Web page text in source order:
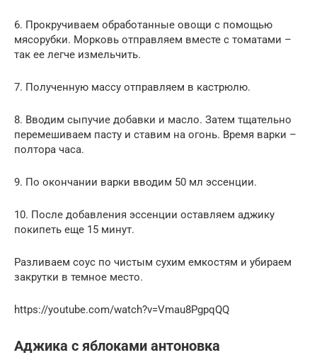
6. Прокручиваем обработанные овощи с помощью
мясорубки. Морковь отправляем вместе с томатами –
так ее легче измельчить.
7. Полученную массу отправляем в кастрюлю.
8. Вводим сыпучие добавки и масло. Затем тщательно
перемешиваем пасту и ставим на огонь. Время варки –
полтора часа.
9. По окончании варки вводим 50 мл эссенции.
10. После добавления эссенции оставляем аджику
покипеть еще 15 минут.
Разливаем соус по чистым сухим емкостям и убираем
закрутки в темное место.
https://youtube.com/watch?v=Vmau8PgpqQQ
Аджика с яблоками антоновка